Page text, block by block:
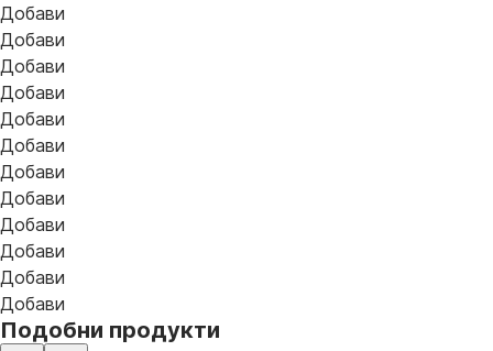
Добави
Добави
Добави
Добави
Добави
Добави
Добави
Добави
Добави
Добави
Добави
Добави
Подобни продукти